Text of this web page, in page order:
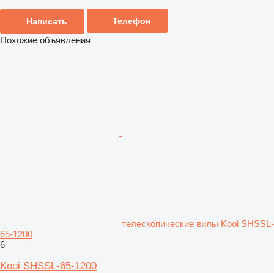
Написать Телефон
Похожие объявления
телескопические вилы Kooi SHSSL-
65-1200
6
Kooi SHSSL-65-1200